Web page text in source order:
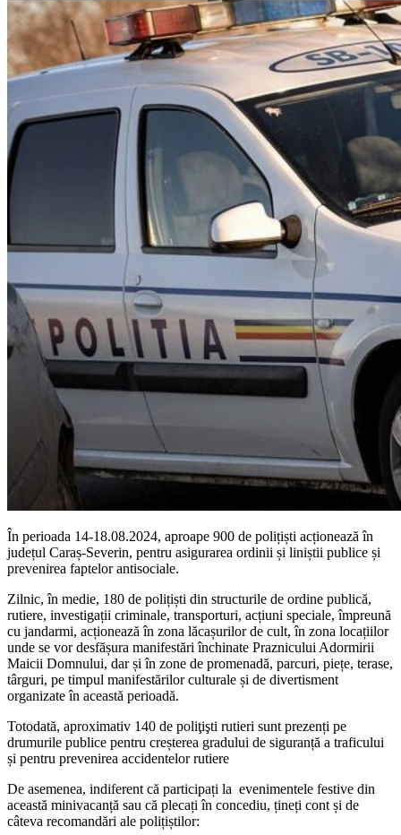
În perioada 14-18.08.2024, aproape 900 de polițiști acționează în
județul Caraș-Severin, pentru asigurarea ordinii și liniștii publice și
prevenirea faptelor antisociale.
Zilnic, în medie, 180 de polițiști din structurile de ordine publică,
rutiere, investigații criminale, transporturi, acțiuni speciale, împreună
cu jandarmi, acționează în zona lăcașurilor de cult, în zona locațiilor
unde se vor desfășura manifestări închinate Praznicului Adormirii
Maicii Domnului, dar și în zone de promenadă, parcuri, piețe, terase,
târguri, pe timpul manifestărilor culturale și de divertisment
organizate în această perioadă.
Totodată, aproximativ 140 de poliţişti rutieri sunt prezenți pe
drumurile publice pentru creșterea gradului de siguranță a traficului
și pentru prevenirea accidentelor rutiere
De asemenea, indiferent că participați la evenimentele festive din
această minivacanță sau că plecați în concediu, țineți cont și de
câteva recomandări ale polițiștilor: